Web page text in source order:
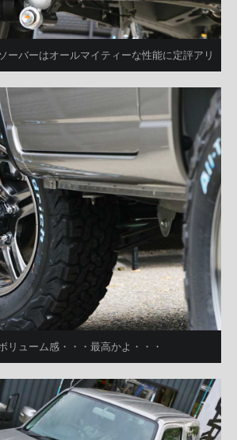
ーバーはオールマイティーな性能に定評アリ
リューム感・・・最高かよ・・・